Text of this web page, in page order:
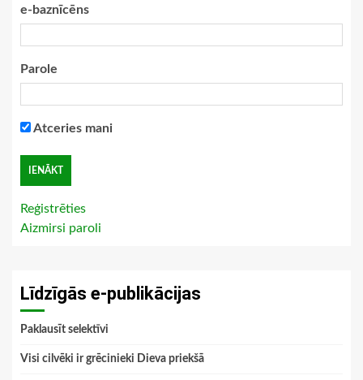
e-baznīcēns
Parole
Atceries mani
Reģistrēties
Aizmirsi paroli
Līdzīgās e-publikācijas
Paklausīt selektīvi
Visi cilvēki ir grēcinieki Dieva priekšā